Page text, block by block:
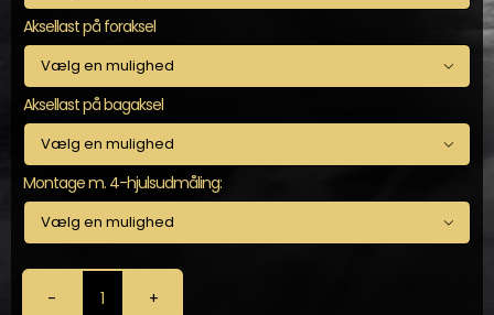
Aksellast på foraksel

Aksellast på bagaksel

Montage m. 4-hjulsudmåling:

AP